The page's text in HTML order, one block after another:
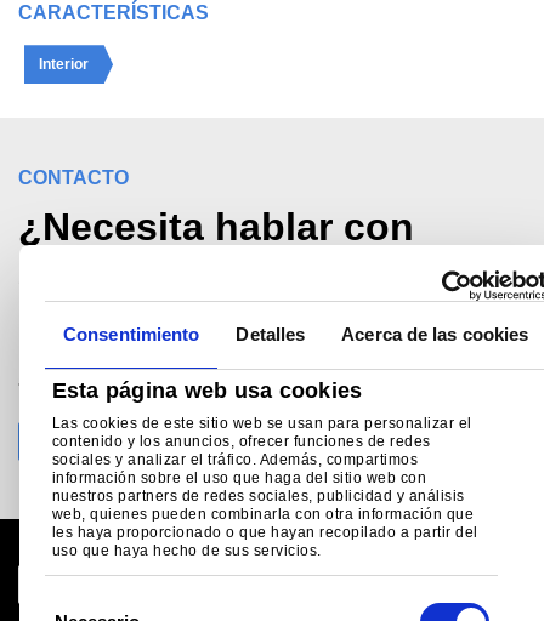
Consentimiento Detalles Acerca de las cookies
Esta página web usa cookies
Las cookies de este sitio web se usan para personalizar el
contenido y los anuncios, ofrecer funciones de redes
sociales y analizar el tráfico. Además, compartimos
información sobre el uso que haga del sitio web con
nuestros partners de redes sociales, publicidad y análisis
web, quienes pueden combinarla con otra información que
les haya proporcionado o que hayan recopilado a partir del
uso que haya hecho de sus servicios.
CARACTERÍSTICAS
Interior
CONTACTO
¿Necesita hablar con
Llame Apoyo técnico al
+34 (0) 914 252 910
madrid@tatasteeleurope.com